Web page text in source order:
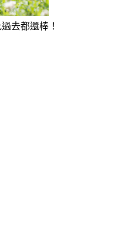
去都還棒！